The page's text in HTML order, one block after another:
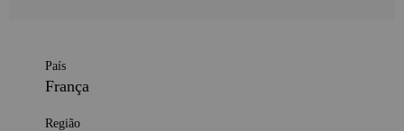
País
França
Região